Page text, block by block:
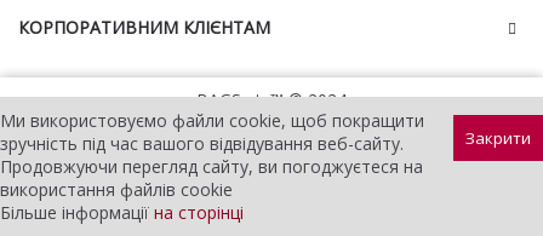
КОРПОРАТИВНИМ КЛІЄНТАМ
BAGS etc™ © 2024
Закрити
Ми використовуємо файли cookie, щоб покращити
зручність під час вашого відвідування веб-сайту.
Продовжуючи перегляд сайту, ви погоджуєтеся на
використання файлів cookie
Більше інформації на сторінці